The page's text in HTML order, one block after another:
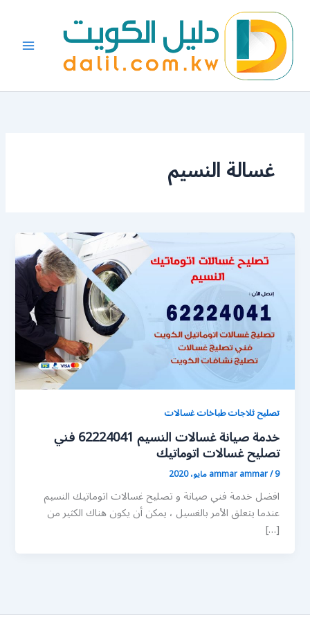
المحتوى
غسالة النسيم
تصليح ثلاجات طباخات غسالات
خدمة صيانة غسالات النسيم 62224041 فني
تصليح غسالات اتوماتيك
ammar ammar/9 مايو، 2020
افضل خدمة فني صيانة و تصليح غسالات اتوماتيك النسيم
عندما يتعلق الأمر بالغسيل ، يمكن أن يكون هناك الكثير من
[…]